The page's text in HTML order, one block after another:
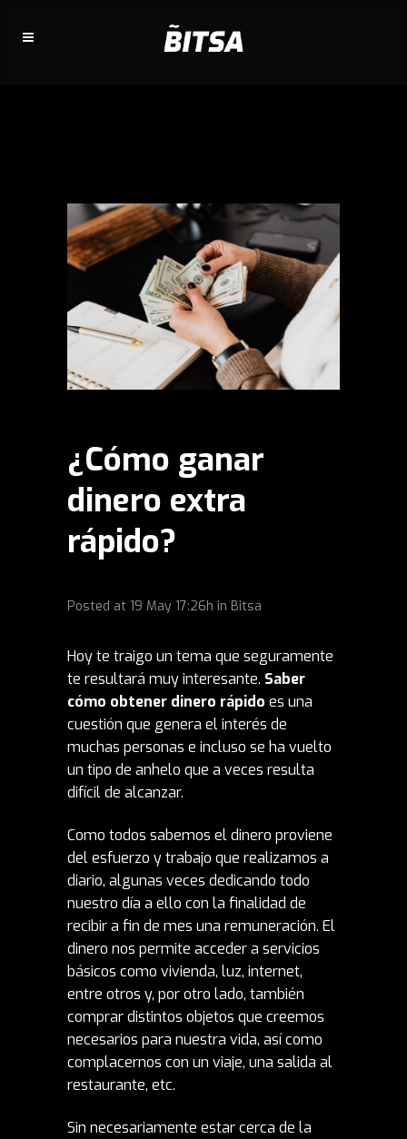
¿Cómo ganar
dinero extra
rápido?
Posted at 19 May 17:26h in Bitsa
Hoy te traigo un tema que seguramente
te resultará muy interesante. Saber
cómo obtener dinero rápido es una
cuestión que genera el interés de
muchas personas e incluso se ha vuelto
un tipo de anhelo que a veces resulta
difícil de alcanzar.
Como todos sabemos el dinero proviene
del esfuerzo y trabajo que realizamos a
diario, algunas veces dedicando todo
nuestro día a ello con la finalidad de
recibir a fin de mes una remuneración. El
dinero nos permite acceder a servicios
básicos como vivienda, luz, internet,
entre otros y, por otro lado, también
comprar distintos objetos que creemos
necesarios para nuestra vida, así como
complacernos con un viaje, una salida al
restaurante, etc.
Sin necesariamente estar cerca de la